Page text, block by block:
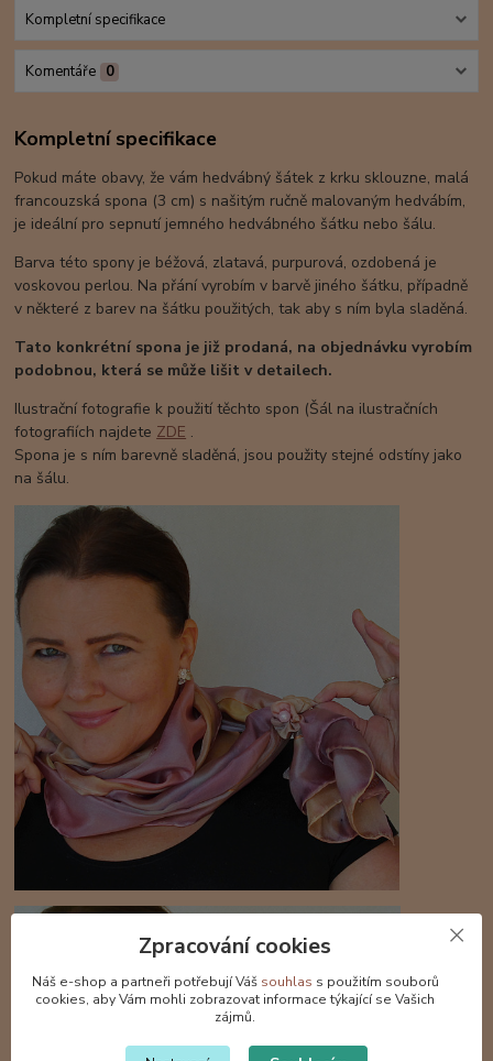
Kompletní specifikace
Komentáře 0
Kompletní specifikace
Pokud máte obavy, že vám hedvábný šátek z krku sklouzne, malá
francouzská spona (3 cm) s našitým ručně malovaným hedvábím,
je ideální pro sepnutí jemného hedvábného šátku nebo šálu.
Barva této spony je béžová, zlatavá, purpurová, ozdobená je
voskovou perlou. Na přání vyrobím v barvě jiného šátku, případně
v některé z barev na šátku použitých, tak aby s ním byla sladěná.
Tato konkrétní spona je již prodaná, na objednávku vyrobím
podobnou, která se může lišit v detailech.
Ilustrační fotografie k použití těchto spon (Šál na ilustračních
fotografiích najdete ZDE .
Spona je s ním barevně sladěná, jsou použity stejné odstíny jako
na šálu.
Zpracování cookies
Náš e-shop a partneři potřebují Váš souhlas s použitím souborů
cookies, aby Vám mohli zobrazovat informace týkající se Vašich
zájmů.